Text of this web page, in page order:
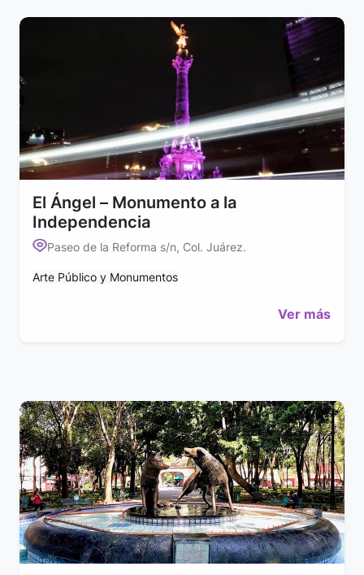
El Ángel – Monumento a la
Independencia
Paseo de la Reforma s/n, Col. Juárez.
Arte Público y Monumentos
Ver más